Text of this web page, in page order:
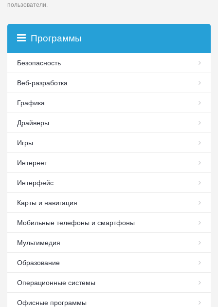
пользователи.
Программы
Безопасность
Веб-разработка
Графика
Драйверы
Игры
Интернет
Интерфейс
Карты и навигация
Мобильные телефоны и смартфоны
Мультимедия
Образование
Операционные системы
Офисные программы